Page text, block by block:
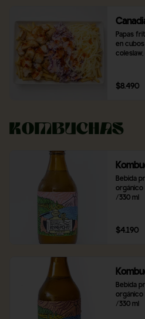
Papas
en cubos
coleslaw,
$8.490
Kombuchas
Bebida
orgánico
/330 ml
$4.190
Bebida
orgánico
/330 ml